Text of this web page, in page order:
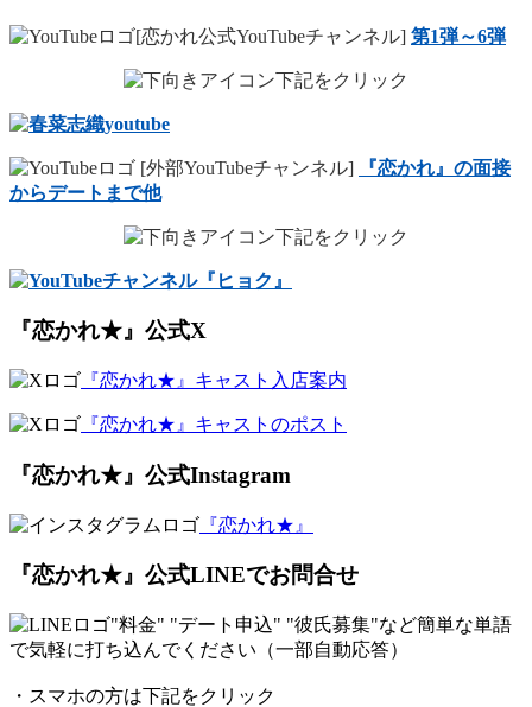
[恋かれ公式YouTubeチャンネル] 第1弾～6弾
下記をクリック
[外部YouTubeチャンネル]
『恋かれ』の面接
からデートまで他
下記をクリック
『恋かれ★』公式X
『恋かれ★』キャスト入店案内
『恋かれ★』キャストのポスト
『恋かれ★』公式Instagram
『恋かれ★』
『恋かれ★』公式LINEでお問合せ
"料金" "デート申込" "彼氏募集"など簡単な単語
で気軽に打ち込んでください（一部自動応答）
・スマホの方は下記をクリック